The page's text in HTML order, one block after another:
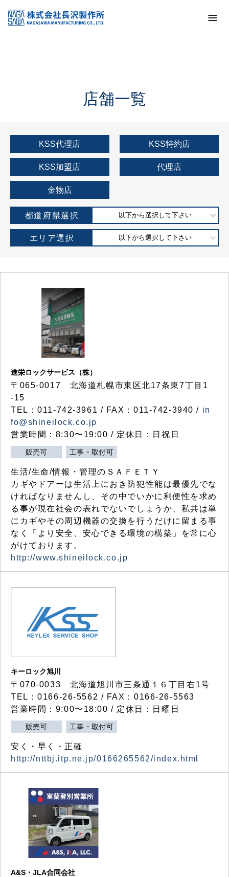
KSS加盟店・取扱店情報
店舗一覧
店舗一覧
KSS代理店 KSS特約店
KSS加盟店 代理店
金物店
都道府県選択 以下から選択して下さい
エリア選択 以下から選択して下さい
進栄ロックサービス（株）
〒065-0017 北海道札幌市東区北17条東7丁目1
-15
TEL：011-742-3961 / FAX：011-742-3940 / in
fo@shineilock.co.jp
営業時間：8:30〜19:00 / 定休日：日祝日
販売可 工事・取付可
生活/生命/情報・管理のＳＡＦＥＴＹ
カギやドアーは生活上におき防犯性能は最優先でな
ければなりませんし、その中でいかに利便性を求め
る事が現在社会の表れでないでしょうか、私共は単
にカギやその周辺機器の交換を行うだけに留まる事
なく「より安全、安心できる環境の構築」を常に心
がけております。
http://www.shineilock.co.jp
キーロック旭川
〒070-0033 北海道旭川市三条通１６丁目右1号
TEL：0166-26-5562 / FAX：0166-26-5563
営業時間：9:00〜18:00 / 定休日：日曜日
販売可 工事・取付可
安く・早く・正確
http://nttbj.itp.ne.jp/0166265562/index.html
A&S・JLA合同会社